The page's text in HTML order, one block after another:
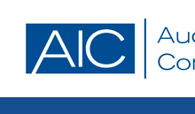
content